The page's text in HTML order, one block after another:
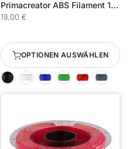
Primacreator ABS Filament 1KG 1.75 mm
19,00 €
OPTIONEN AUSWÄHLEN